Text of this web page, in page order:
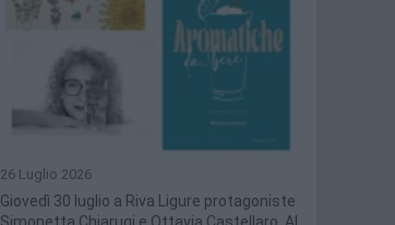
26 Luglio 2026
Giovedì 30 luglio a Riva Ligure protagoniste